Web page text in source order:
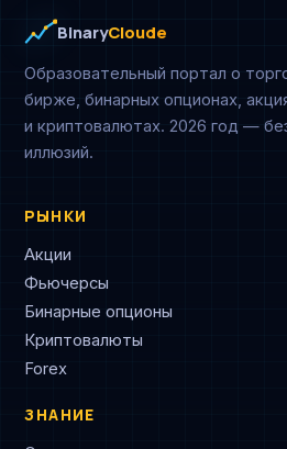
BinaryCloude
Образовательный портал о
бирже, бинарных опционах,
и криптовалютах. 2026 год —
иллюзий.
РЫНКИ
Акции
Фьючерсы
Бинарные опционы
Криптовалюты
Forex
ЗНАНИЕ